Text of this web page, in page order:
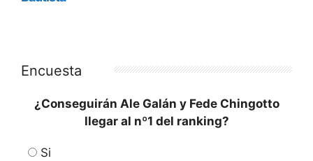
Encuesta
¿Conseguirán Ale Galán y Fede Chingotto
llegar al nº1 del ranking?
Si